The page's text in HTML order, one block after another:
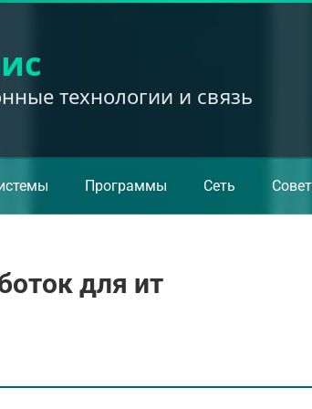
технологии и связь
Программы Сеть
для ит